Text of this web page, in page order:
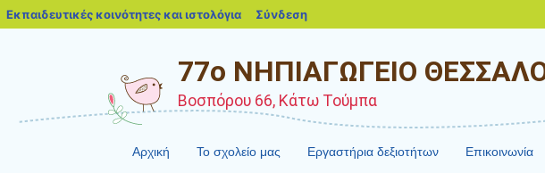
77ο ΝΗΠΙΑΓΩΓΕΙΟ
Βοσπόρου 66, Κάτω Τούμπα
Αρχική Το σχολείο μας Εργαστήρια δεξιοτήτων Επικοινωνία
Εκπαιδευτικές κοινότητες και ιστολόγια blogs.sch.gr
Σύνδεση